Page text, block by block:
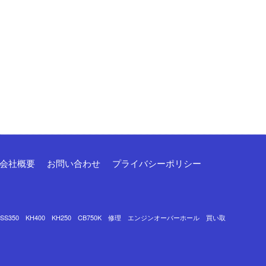
会社概要 お問い合わせ プライバシーポリシー
KH400 KH250 CB750K 修理 エンジンオーバーホール 買い取